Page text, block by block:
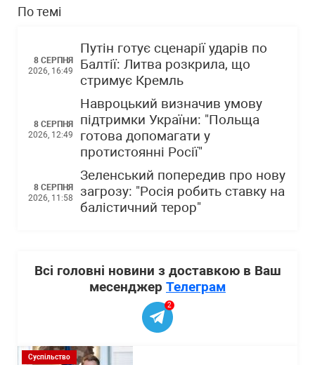
По темі
8 СЕРПНЯ
2026, 16:49
Путін готує сценарії ударів по
Балтії: Литва розкрила, що
стримує Кремль
8 СЕРПНЯ
2026, 12:49
Навроцький визначив умову
підтримки України: "Польща
готова допомагати у
протистоянні Росії"
8 СЕРПНЯ
2026, 11:58
Зеленський попередив про нову
загрозу: "Росія робить ставку на
балістичний терор"
Всі головні новини з доставкою в Ваш
месенджер Телеграм
2
Суспільство